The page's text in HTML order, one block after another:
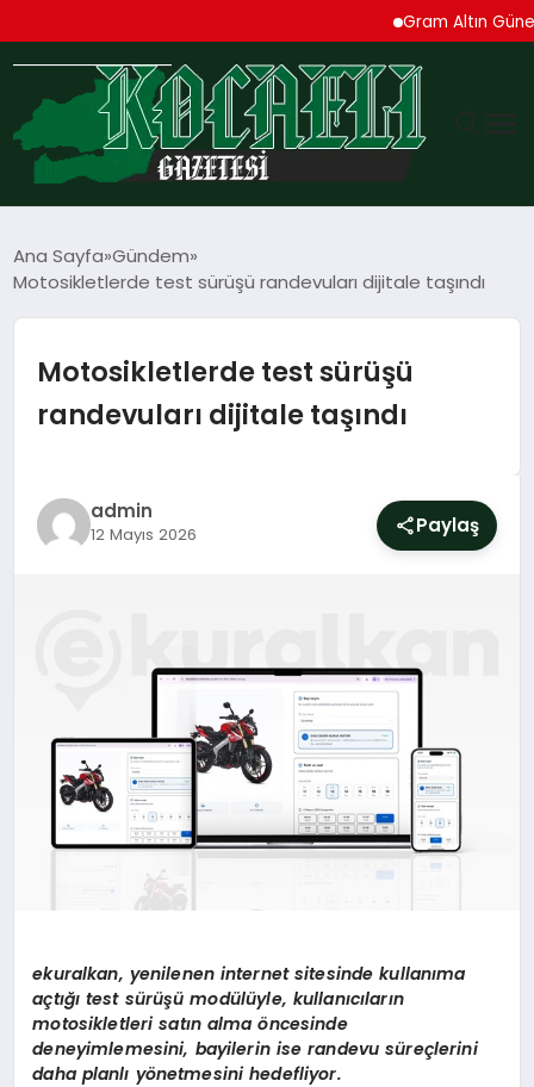
Gram Altın Güne
EKONOMI
SPOR
SIYASET
SAĞLIK
EĞITIM
Ana Sayfa Gündem
Motosikletlerde test sürüşü randevuları dijitale taşındı
Motosikletlerde test sürüşü
randevuları dijitale taşındı
admin
12 Mayıs 2026 Paylaş
ekuralkan, yenilenen internet sitesinde kullanıma
açtığı test sürüşümodülüyle, kullanıcıların
motosikletleri satın almaöncesinde
deneyimlemesini, bayilerin ise randevu süreçlerini
daha planlı yönetmesini hedefliyor.